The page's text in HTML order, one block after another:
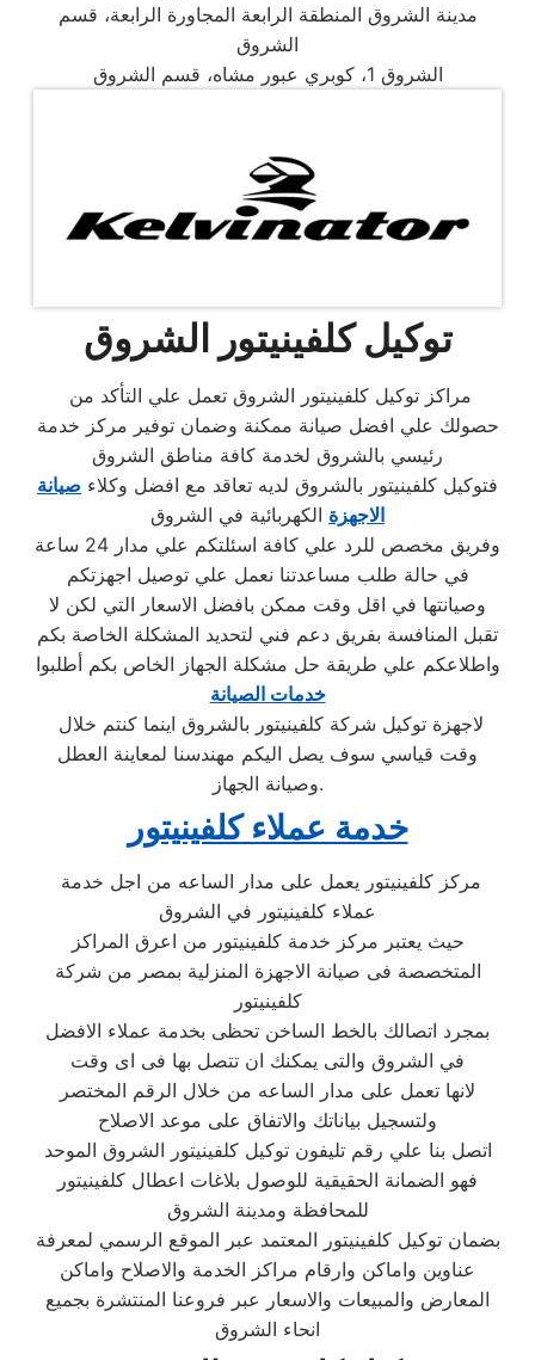
مدينة الشروق المنطقة الرابعة المجاورة الرابعة، قسم
الشروق
الشروق 1، كوبري عبور مشاه، قسم الشروق
توكيل كلفينيتور الشروق
حصولك علي افضل صيانة ممكنة وضمان توفير مركز خدمة
رئيسي بالشروق لخدمة كافة مناطق الشروق
فتوكيل كلفينيتور بالشروق لديه تعاقد مع افضل وكلاء صيانة
الاجهزة الكهربائية في الشروق
وفريق مخصص للرد علي كافة اسئلتكم علي مدار 24 ساعة
في حالة طلب مساعدتنا نعمل علي توصيل اجهزتكم
وصيانتها في اقل وقت ممكن بافضل الاسعار التي لكن لا
تقبل المنافسة بفريق دعم فني لتحديد المشكلة الخاصة بكم
واطلاعكم علي طريقة حل مشكلة الجهاز الخاص بكم أطلبوا
خدمات الصيانة
وقت قياسي سوف يصل اليكم مهندسنا لمعاينة العطل
وصيانة الجهاز.
خدمة عملاء كلفينيتور
عملاء كلفينيتور في الشروق
حيث يعتبر مركز خدمة كلفينيتور من اعرق المراكز
المتخصصة فى صيانة الاجهزة المنزلية بمصر من شركة
كلفينيتور
بمجرد اتصالك بالخط الساخن تحظى بخدمة عملاء الافضل
في الشروق والتى يمكنك ان تتصل بها فى اى وقت
لانها تعمل على مدار الساعه من خلال الرقم المختصر
ولتسجيل بياناتك والاتفاق على موعد الاصلاح
اتصل بنا علي رقم تليفون توكيل كلفينيتور الشروق الموحد
فهو الضمانة الحقيقية للوصول بلاغات اعطال كلفينيتور
للمحافظة ومدينة الشروق
بضمان توكيل كلفينيتور المعتمد عبر الموقع الرسمي لمعرفة
عناوين واماكن وارقام مراكز الخدمة والاصلاح واماكن
المعارض والمبيعات والاسعار عبر فروعنا المنتشرة بجميع
انحاء الشروق